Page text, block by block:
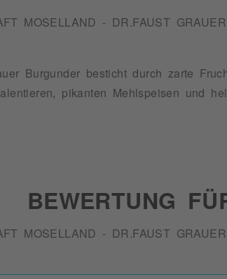
MOSELLAND - DR.FAUST
Burgunder besticht durch zarte
pikanten Mehlspeisen und
BEWERTUNG
MOSELLAND - DR.FAUST